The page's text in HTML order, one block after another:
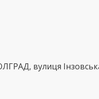
вулиця